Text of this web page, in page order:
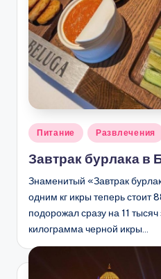
Опубликовано
Питание Развлечения
Завтрак бурлака в
Знаменитый «Завтрак
одним кг икры теперь стоит
подорожал сразу на 11
килограмма черной икры…